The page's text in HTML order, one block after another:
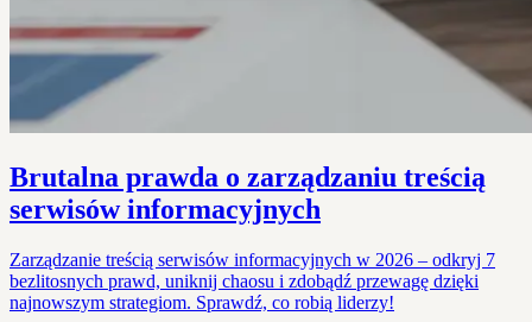
Brutalna prawda o zarządzaniu treścią
serwisów informacyjnych
Zarządzanie treścią serwisów informacyjnych w 2026 – odkryj 7
bezlitosnych prawd, uniknij chaosu i zdobądź przewagę dzięki
najnowszym strategiom. Sprawdź, co robią liderzy!